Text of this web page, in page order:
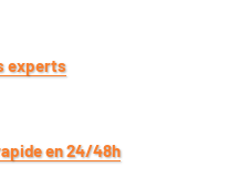
experts
en 24/48h